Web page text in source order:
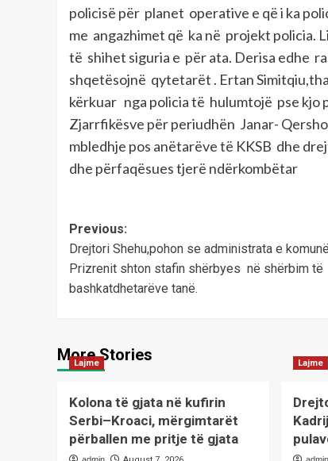
policisë për planet operative e që i ka
me angazhimet që ka në projekt policia.
të shihet siguria e për ata. Derisa edhe
shqetësojnë qytetarët . Ertan
kërkuar nga policia të hulumtojë pse
Zjarrfikësve për periudhën Janar-
mbledhje pos anëtarëve të KKSB dhe
dhe përfaqësues tjerë ndërkombëtar
Post
navigation
Previous:
Drejtori Shehu,pohon se administrata e
Prizrenit shton stafin shërbyes në shërbim të
bashkatdhetarëve tanë.
More Stories
Lajme
Kolona të gjata në kufirin
Serbi–Kroaci, mërgimtarët
përballen me pritje të gjata
Lajme